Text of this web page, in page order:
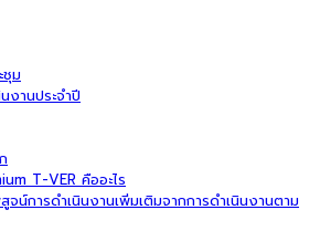
ชุม
งานประจำปี
T-VER คืออะไร
จน์การดำเนินงานเพิ่มเติมจากการดำเนินงานตาม